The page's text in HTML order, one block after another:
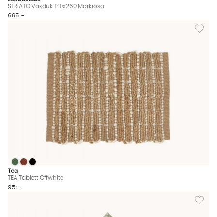
STRIATO Vaxduk 140x260 Mörkrosa
695 :-
Lägg
TEA Tablett Offwhite Finns även i dessa färger:
TEA Tablett Offwhite
TEA Tablett Offwhite
TEA Tablett Offwhite
Tea
TEA Tablett Offwhite
95 :-
Lägg